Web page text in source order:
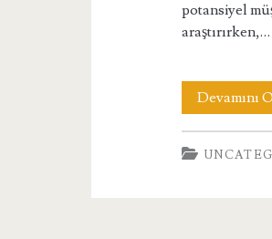
potansiyel
araştırırken,…
Devamını